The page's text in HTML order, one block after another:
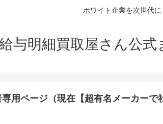
ホワイト企業を次世代に
与明細買取屋さん公
用ページ（現在【超有名メーカー